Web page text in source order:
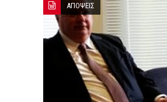
ΑΠΟΨΕΙΣ